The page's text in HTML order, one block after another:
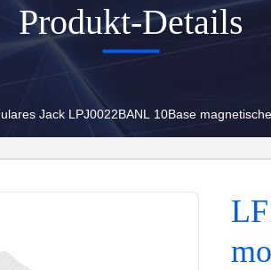
Produkt-Details
Jack LPJ0022BANL 10Base